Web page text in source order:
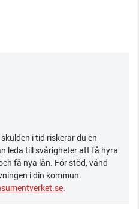
i tid riskerar du en
leda till svårigheter att få hyra
få nya lån. För stöd, vänd
i din kommun.
.